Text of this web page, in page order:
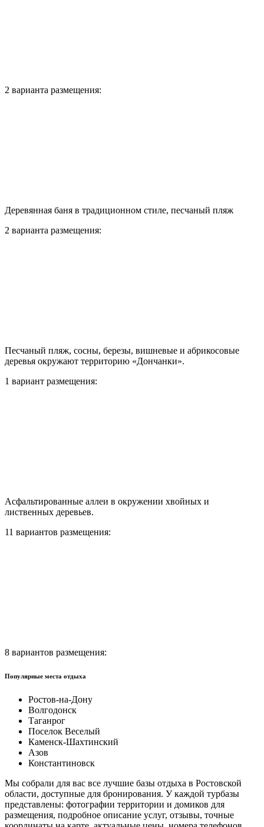
2 варианта размещения:
Деревянная баня в традиционном стиле, песчаный пляж
2 варианта размещения:
Песчаный пляж, сосны, березы, вишневые и абрикосовые
деревья окружают территорию «Дончанки».
1 вариант размещения:
Асфальтированные аллеи в окружении хвойных и
лиственных деревьев.
11 вариантов размещения:
8 вариантов размещения:
Популярные места отдыха
Ростов-на-Дону
Волгодонск
Таганрог
Поселок Веселый
Каменск-Шахтинский
Азов
Константиновск
Мы собрали для вас все лучшие базы отдыха в Ростовской
области, доступные для бронирования. У каждой турбазы
представлены: фотографии территории и домиков для
размещения, подробное описание услуг, отзывы, точные